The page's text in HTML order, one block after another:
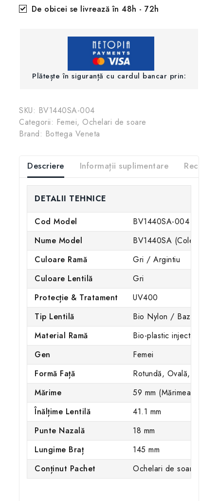
De obicei se livrează în 48h - 72h
Plătește în siguranță cu cardul bancar prin:
SKU: BV1440SA-004
Categorii: Femei, Ochelari de soare
Brand: Bottega Veneta
Descriere Informații suplimentare
DETALII TEHNICE
Cod Model
BV1440SA-004
Nume Model
BV1440SA (Colecția
Culoare Ramă
Gri / Argintiu
Culoare Lentilă
Gri
Protecție & Tratament
UV400
Tip Lentilă
Bio Nylon / Baza 4
Material Ramă
Bio-plastic injectat /
Gen
Femei
Formă Față
Rotundă, Ovală, Inimă
Mărime
59 mm (Mărimea XL)
Înălțime Lentilă
41.1 mm
Punte Nazală
18 mm
Lungime Braț
145 mm
Conținut Pachet
Ochelari de soare, Toc